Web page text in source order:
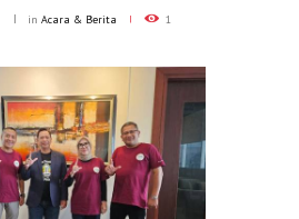
in Acara & Berita
1